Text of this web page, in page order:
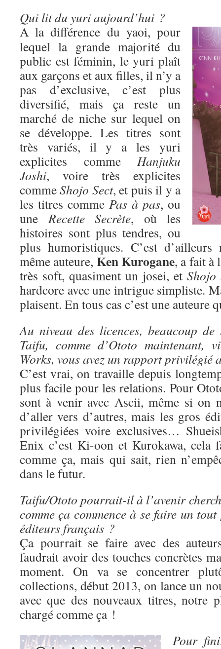
Qui lit du yuri aujourd’hui ?
A la différence du yaoi, pour
lequel la grande majorité du
public est féminin, le yuri plaît
aux garçons et aux filles, il n’y a
pas d’exclusive, c’est plus
diversifié, mais ça reste un
marché de niche sur lequel on
se développe. Les titres sont
très variés, il y a les yuri
explicites comme Hanjuku
Joshi, voire très explicites
commeShojo Sect, et puis il y a
les titres comme Pas à pas, ou
uneRecette Secrète, où les
histoires sont plus tendres, ou
plus humoristiques. C’est d’ailleurs
même auteure, Ken Kurogane, a fait à
très soft, quasiment un josei, et Shojo
hardcore avec une intrigue simpliste.
plaisent. En tous cas c’est une auteure
Au niveau des licences, beaucoup
Taifu, comme d’Ototo maintenant,
Works, vous avez un rapport privilégié
C’est vrai, on travaille depuis
plus facile pour les relations. Pour
sont à venir avec Ascii, même si on
d’aller vers d’autres, mais les gros
privilégiées voire exclusives…
Enix c’est Ki-oon et Kurokawa, cela
comme ça, mais qui sait, rien
dans le futur.
Taifu/Ototo pourrait-il à l’avenir
comme ça commence à se faire un
éditeurs français ?
Ça pourrait se faire avec des
faudrait avoir des touches concrètes
moment. On va se concentrer
collections, début 2013, on lance un
avec que des nouveaux titres, notre
chargé comme ça !
Pour